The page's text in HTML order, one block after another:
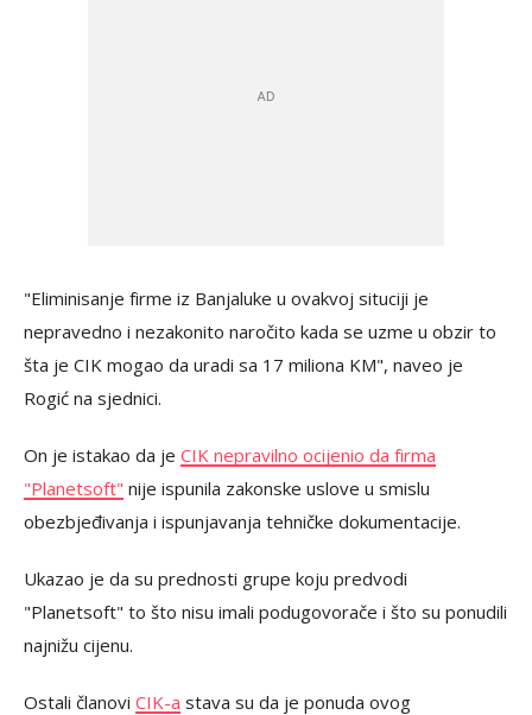
"Eliminisanje firme iz Banjaluke u ovakvoj situciji je
nepravedno i nezakonito naročito kada se uzme u obzir to
šta je CIK mogao da uradi sa 17 miliona KM", naveo je
Rogić na sjednici.
On je istakao da je CIK nepravilno ocijenio da firma
"Planetsoft" nije ispunila zakonske uslove u smislu
obezbjeđivanja i ispunjavanja tehničke dokumentacije.
Ukazao je da su prednosti grupe koju predvodi
"Planetsoft" to što nisu imali podugovorače i što su ponudili
najnižu cijenu.
Ostali članovi CIK-a stava su da je ponuda ovog